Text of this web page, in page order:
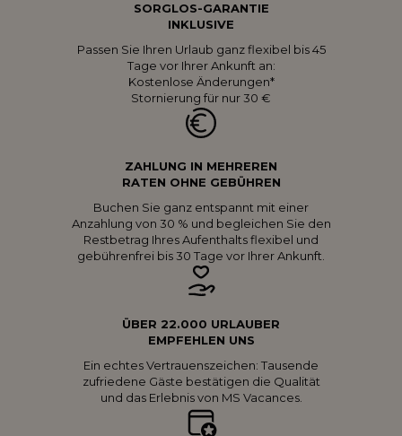
SORGLOS-GARANTIE
INKLUSIVE
Passen Sie Ihren Urlaub ganz flexibel bis 45
Tage vor Ihrer Ankunft an:
Kostenlose Änderungen*
Stornierung für nur 30 €
ZAHLUNG IN MEHREREN
RATEN OHNE GEBÜHREN
Buchen Sie ganz entspannt mit einer
Anzahlung von 30 % und begleichen Sie den
Restbetrag Ihres Aufenthalts flexibel und
gebührenfrei bis 30 Tage vor Ihrer Ankunft.
ÜBER 22.000 URLAUBER
EMPFEHLEN UNS
Ein echtes Vertrauenszeichen: Tausende
zufriedene Gäste bestätigen die Qualität
und das Erlebnis von MS Vacances.